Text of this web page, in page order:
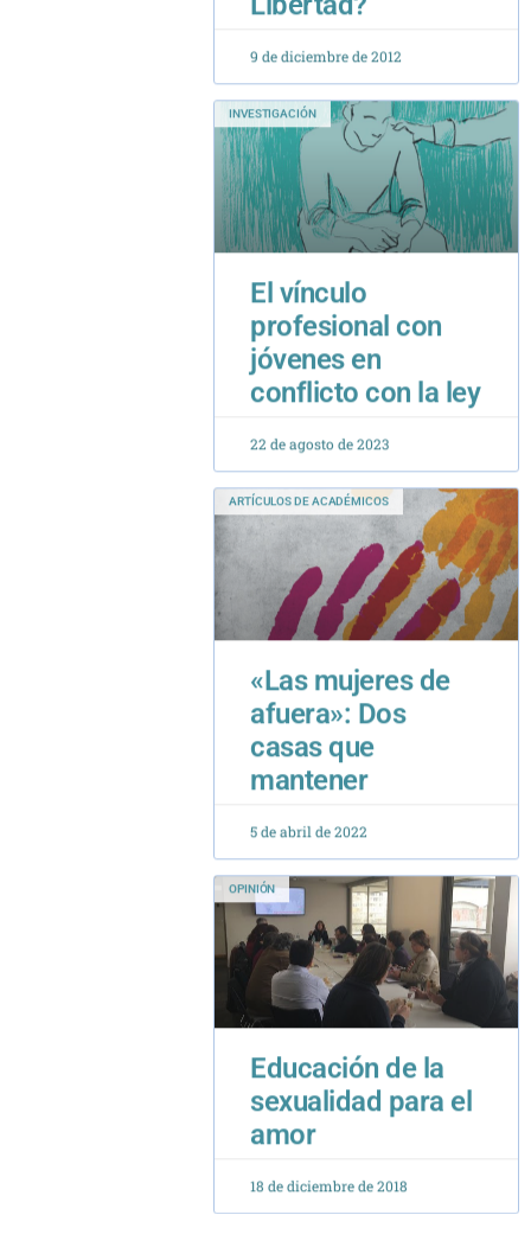
El vínculo
profesional con
jóvenes en
conflicto con la ley
22 de agosto de 2023
«Las mujeres de
afuera»: Dos
casas que
mantener
5 de abril de 2022
Educación de la
sexualidad para el
amor
18 de diciembre de 2018